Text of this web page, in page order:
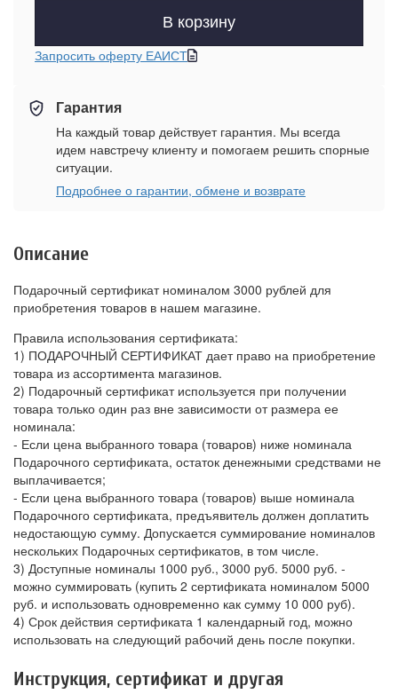
В корзину
Запросить оферту ЕАИСТ
Гарантия
На каждый товар действует гарантия. Мы всегда
идем навстречу клиенту и помогаем решить спорные
ситуации.
Подробнее о гарантии, обмене и возврате
Описание
Подарочный сертификат номиналом 3000 рублей для
приобретения товаров в нашем магазине.
Правила использования сертификата:
1) ПОДАРОЧНЫЙ СЕРТИФИКАТ дает право на приобретение
товара из ассортимента магазинов.
2) Подарочный сертификат используется при получении
товара только один раз вне зависимости от размера ее
номинала:
- Если цена выбранного товара (товаров) ниже номинала
Подарочного сертификата, остаток денежными средствами не
выплачивается;
- Если цена выбранного товара (товаров) выше номинала
Подарочного сертификата, предъявитель должен доплатить
недостающую сумму. Допускается суммирование номиналов
нескольких Подарочных сертификатов, в том числе.
3) Доступные номиналы 1000 руб., 3000 руб. 5000 руб. -
можно суммировать (купить 2 сертификата номиналом 5000
руб. и использовать одновременно как сумму 10 000 руб).
4) Срок действия сертификата 1 календарный год, можно
использовать на следующий рабочий день после покупки.
Инструкция, сертификат и другая